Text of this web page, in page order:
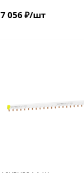
7 056₽/шт